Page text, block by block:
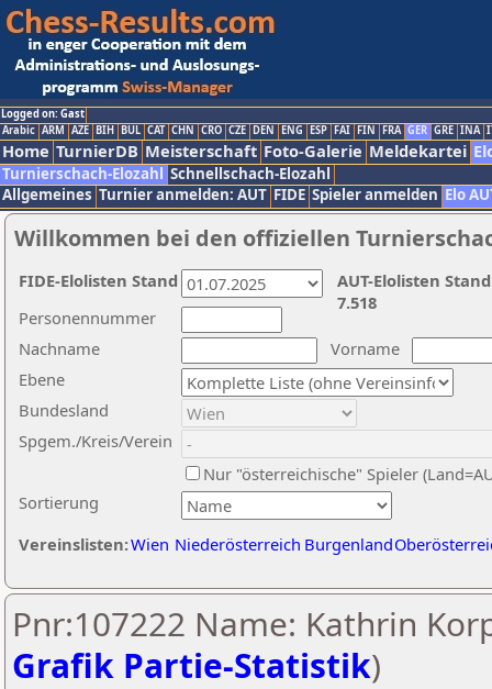
Logged on: Gast
Arabic ARM AZE BIH BUL CAT CHN CRO CZE DEN ENG ESP FAI FIN FRA GER GRE INA
Home TurnierDB Meisterschaft Foto-Galerie Meldekartei
Turnierschach-Elozahl Schnellschach-Elozahl
Allgemeines Turnier anmelden: AUT FIDE Spieler anmelden Elo
Willkommen bei den offiziellen
Nachname
Vorname
Ebene
Sortierung
Personennummer
Bundesland
Spgem./Kreis/Verein
Nur "österreichische" Spieler
Vereinslisten:Wien Niederösterreich Burgenland
AUT-Elolisten
7.518
FIDE-Elolisten Stand
Pnr:107222 Name: Kathrin
Grafik Partie-Statistik)